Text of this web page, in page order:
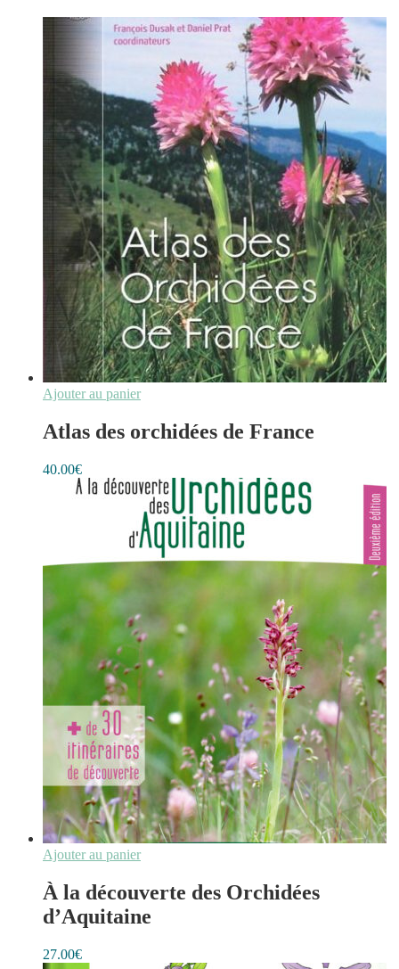
Ajouter au panier
Atlas des orchidées de France
40.00€
Ajouter au panier
À la découverte des Orchidées
d’Aquitaine
27.00€